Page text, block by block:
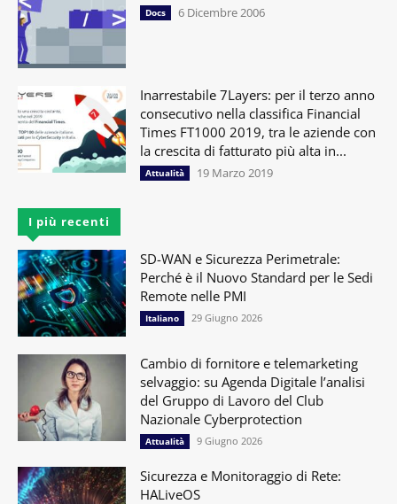
Docs 6 Dicembre 2006
Inarrestabile 7Layers: per il terzo anno
consecutivo nella classifica Financial
Times FT1000 2019, tra le aziende con
la crescita di fatturato più alta in...
Attualità 19 Marzo 2019
I più recenti
SD-WAN e Sicurezza Perimetrale:
Perché è il Nuovo Standard per le Sedi
Remote nelle PMI
Italiano 29 Giugno 2026
Cambio di fornitore e telemarketing
selvaggio: su Agenda Digitale l’analisi
del Gruppo di Lavoro del Club
Nazionale Cyberprotection
Attualità 9 Giugno 2026
Sicurezza e Monitoraggio di Rete:
HALiveOS